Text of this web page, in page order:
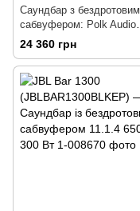
Саундбар з бездротовим
сабвуфером: Polk Audio
MagniFi 2 Black 239277
24 360 грн